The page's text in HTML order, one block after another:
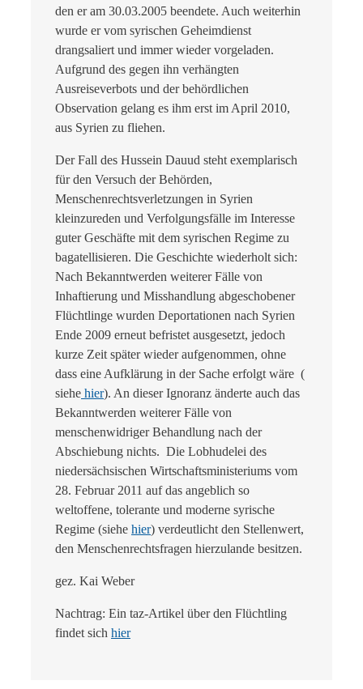
den er am 30.03.2005 beendete. Auch weiterhin
wurde er vom syrischen Geheimdienst
drangsaliert und immer wieder vorgeladen.
Aufgrund des gegen ihn verhängten
Ausreiseverbots und der behördlichen
Observation gelang es ihm erst im April 2010,
aus Syrien zu fliehen.
Der Fall des Hussein Dauud steht exemplarisch
für den Versuch der Behörden,
Menschenrechtsverletzungen in Syrien
kleinzureden und Verfolgungsfälle im Interesse
guter Geschäfte mit dem syrischen Regime zu
bagatellisieren. Die Geschichte wiederholt sich:
Nach Bekanntwerden weiterer Fälle von
Inhaftierung und Misshandlung abgeschobener
Flüchtlinge wurden Deportationen nach Syrien
Ende 2009 erneut befristet ausgesetzt, jedoch
kurze Zeit später wieder aufgenommen, ohne
dass eine Aufklärung in der Sache erfolgt wäre (
siehe hier). An dieser Ignoranz änderte auch das
Bekanntwerden weiterer Fälle von
menschenwidriger Behandlung nach der
Abschiebung nichts. Die Lobhudelei des
niedersächsischen Wirtschaftsministeriums vom
28. Februar 2011 auf das angeblich so
weltoffene, tolerante und moderne syrische
Regime (siehe hier) verdeutlicht den Stellenwert,
den Menschenrechtsfragen hierzulande besitzen.
gez. Kai Weber
Nachtrag: Ein taz-Artikel über den Flüchtling
findet sich hier